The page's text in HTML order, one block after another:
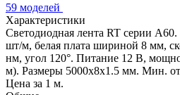
59 моделей
Характеристики
Светодиодная лента RT серии
шт/м, белая плата шириной 8 мм,
нм, угол 120°. Питание 12 В,
м). Размеры 5000x8x1.5 мм. Мин.
Цена за 1 м.